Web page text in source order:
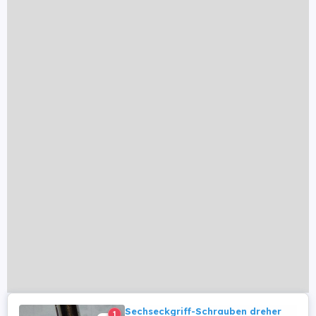
Sechseckgriff-Schrauben dreher